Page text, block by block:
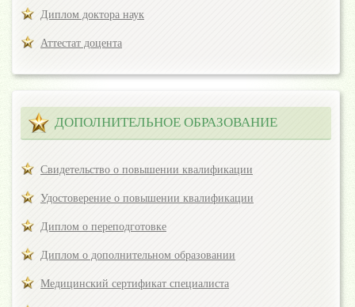
Диплом доктора наук
Аттестат доцента
ДОПОЛНИТЕЛЬНОЕ ОБРАЗОВАНИЕ
Свидетельство о повышении квалификации
Удостоверение о повышении квалификации
Диплом о переподготовке
Диплом о дополнительном образовании
Медицинский сертификат специалиста